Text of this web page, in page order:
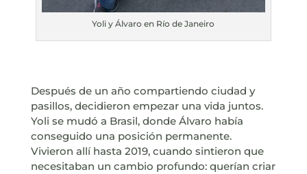
Yoli y Álvaro en Río de Janeiro
Después de un año compartiendo ciudad y
pasillos, decidieron empezar una vida juntos.
Yoli se mudó a Brasil, donde Álvaro había
conseguido una posición permanente.
Vivieron allí hasta 2019, cuando sintieron que
necesitaban un cambio profundo: querían criar